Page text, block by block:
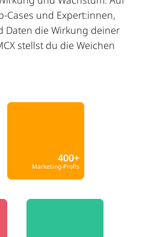
Cases und Expert:innen,
Daten die Wirkung deiner
stellst du die Weichen
400+
Marketing-Profis